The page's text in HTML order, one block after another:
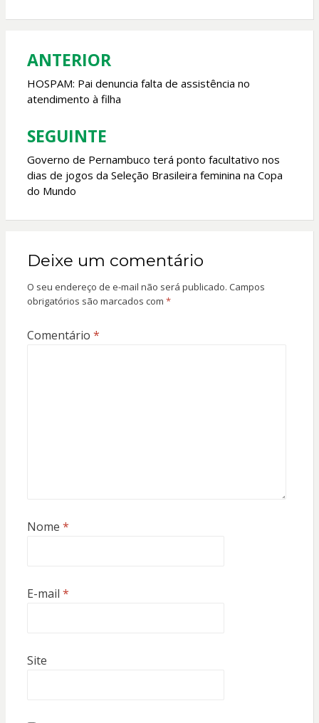
o
k
A
p
Navegação
de
Post
ANTERIOR
HOSPAM: Pai denuncia falta de assistência no
atendimento à filha
SEGUINTE
Governo de Pernambuco terá ponto facultativo nos
dias de jogos da Seleção Brasileira feminina na Copa
do Mundo
Deixe um comentário
O seu endereço de e-mail não será publicado. Campos
obrigatórios são marcados com *
Comentário *
Nome *
E-mail *
Site